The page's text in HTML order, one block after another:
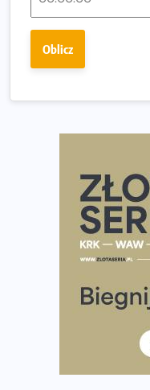
Ostatnie wolne
dniu.
wybiera wyzwanie
Praska 5k Run
Największy Bieg
Ponad 12 tysięcy
Tętno vs tempo –
Co ma dużo białka?
Rozbiegany Olsztyn
Już w tę sobotę 35.
Wystartuje
Oblicz